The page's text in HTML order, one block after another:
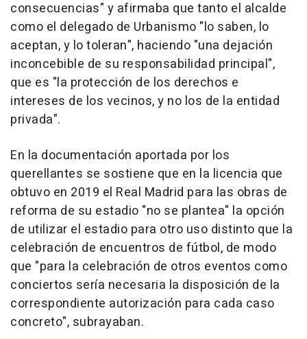
consecuencias" y afirmaba que tanto el alcalde
como el delegado de Urbanismo "lo saben, lo
aceptan, y lo toleran", haciendo "una dejación
inconcebible de su responsabilidad principal",
que es "la protección de los derechos e
intereses de los vecinos, y no los de la entidad
privada".
En la documentación aportada por los
querellantes se sostiene que en la licencia que
obtuvo en 2019 el Real Madrid para las obras de
reforma de su estadio "no se plantea" la opción
de utilizar el estadio para otro uso distinto que la
celebración de encuentros de fútbol, de modo
que "para la celebración de otros eventos como
conciertos sería necesaria la disposición de la
correspondiente autorización para cada caso
concreto", subrayaban.